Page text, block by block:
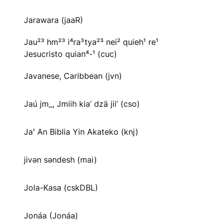
Jarawara (jaaR)
Jau²³ hm²³ i⁴ra³tya²³ nei² quieh¹ re¹
Jesucristo quian⁴-¹ (cuc)
Javanese, Caribbean (jvn)
Jaú jm_, Jmiih kia’ dzä jii’ (cso)
Jaꞌ An Biblia Yin Akateko (knj)
jivən səndesh (mai)
Jola-Kasa (cskDBL)
Jonáa (Jonáa)